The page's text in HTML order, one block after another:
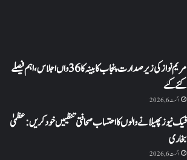
مریم نواز کی زیر صدارت پنجاب کابینہ کا 36واں اجلاس،اہم فیصلے
کئے گئے
اگست 6, 2026
فیک نیوز پھیلانے والوں کا احتساب صحافتی تنظیمیں خود کریں: عظمیٰ
بخاری
اگست 6, 2026